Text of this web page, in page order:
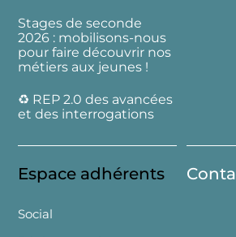
Stages de seconde
2026 : mobilisons-nous
pour faire découvrir nos
métiers aux jeunes !
♻️ REP 2.0 des avancées
et des interrogations
Espace adhérents
Social